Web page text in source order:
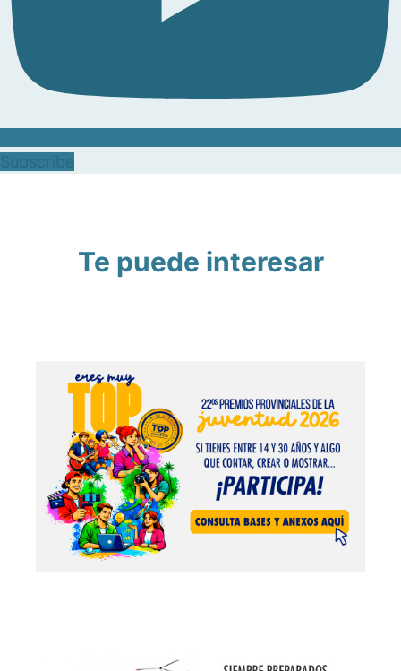
Te puede interesar